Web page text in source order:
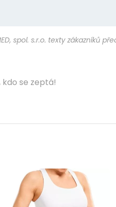
spol. s.r.o. texty zákazníků
se zeptá!